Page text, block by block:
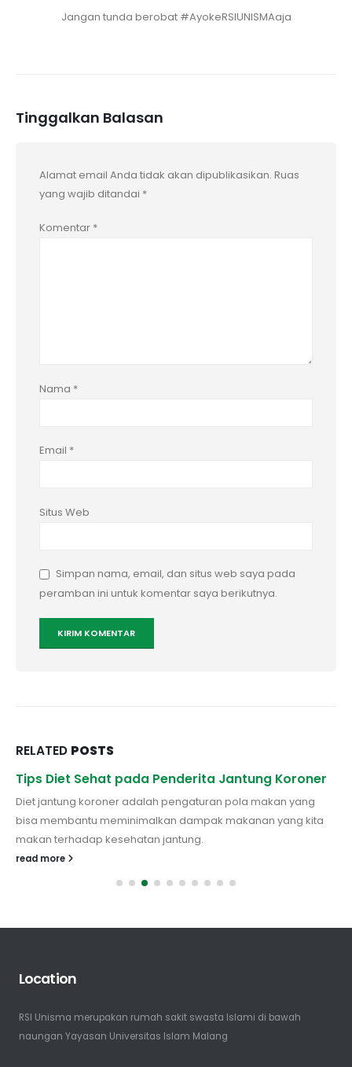
Jangan tunda berobat #AyokeRSIUNISMAaja
Tinggalkan Balasan
Alamat email Anda tidak akan dipublikasikan. Ruas
yang wajib ditandai *
Komentar *
Nama *
Email *
Situs Web
Simpan nama, email, dan situs web saya pada
peramban ini untuk komentar saya berikutnya.
RELATED POSTS
Tips Diet Sehat pada Penderita Jantung Koroner
Diet jantung koroner adalah pengaturan pola makan yang
bisa membantu meminimalkan dampak makanan yang kita
makan terhadap kesehatan jantung.
read more
Location
RSI Unisma merupakan rumah sakit swasta Islami di bawah
naungan Yayasan Universitas Islam Malang